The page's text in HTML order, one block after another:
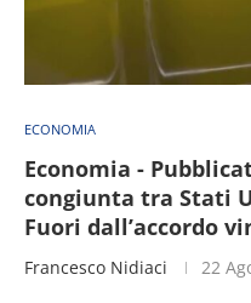
ECONOMIA
Economia -
congiunta tra Stati
Fuori dall’accordo
Francesco Nidiaci 22